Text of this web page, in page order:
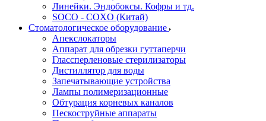
Линейки. Эндобоксы. Кофры и тд.
SOCO - COXO (Китай)
Стоматологическое оборудование
Апекслокаторы
Аппарат для обрезки гуттаперчи
Глассперленовые стерилизаторы
Дистиллятор для воды
Запечатывающие устройства
Лампы полимеризационные
Обтурация корневых каналов
Пескоструйные аппараты